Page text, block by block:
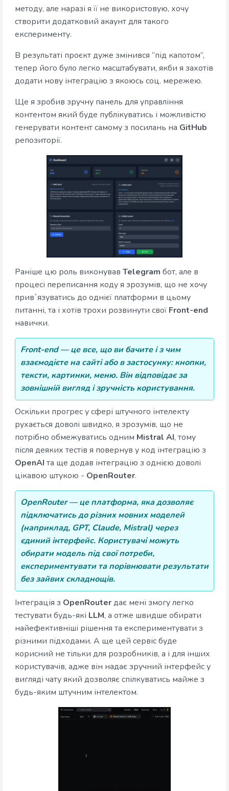
методу, але наразі я її не використовую, хочу
створити додатковий акаунт для такого
експерименту.
В результаті проєкт дуже змінився “під капотом”,
тепер його було легко масштабувати, якби я захотів
додати нову інтеграцію з якоюсь соц. мережею.
Ще я зробив зручну панель для управління
контентом який буде публікуватись і можливістю
генерувати контент самому з посилань на GitHub
репозиторії.
Раніше цю роль виконував Telegram бот, але в
процесі переписання коду я зрозумів, що не хочу
прив`язуватись до однієї платформи в цьому
питанні, та і хотів трохи розвинути свої Front-end
навички.
Front-end — це все, що ви бачите і з чим
взаємодієте на сайті або в застосунку: кнопки,
тексти, картинки, меню. Він відповідає за
зовнішній вигляд і зручність користування.
Оскільки прогрес у сфері штучного інтелекту
рухається доволі швидко, я зрозумів, що не
потрібно обмежуватись одним Mistral AI, тому
після деяких тестів я повернув у код інтеграцію з
OpenAI та ще додав інтеграцію з однією доволі
цікавою штукою - OpenRouter.
OpenRouter — це платформа, яка дозволяє
підключатись до різних мовних моделей
(наприклад, GPT, Claude, Mistral) через
єдиний інтерфейс. Користувачі можуть
обирати модель під свої потреби,
експериментувати та порівнювати результати
без зайвих складнощів.
Інтеграція з OpenRouterдає мені змогу легко
тестувати будь-які LLM, а отже швидше обирати
найефективніші рішення та експериментувати з
різними підходами. А ще цей сервіс буде
корисний не тільки для розробників, а і для інших
користувачів, адже він надає зручний інтерфейс у
вигляді чату який дозволяє спілкуватись майже з
будь-яким штучним інтелектом.